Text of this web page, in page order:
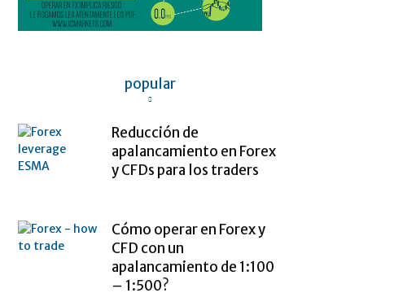
popular
Reducción de
apalancamiento en Forex
y CFDs para los traders
Cómo operar en Forex y
CFD con un
apalancamiento de 1:100
– 1:500?